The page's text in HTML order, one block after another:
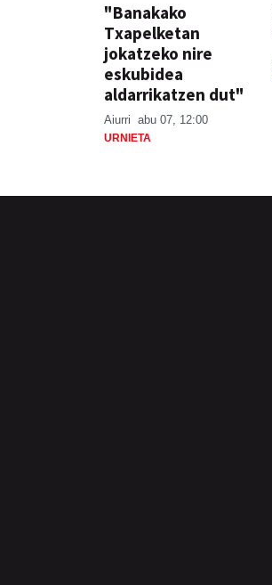
"Banakako
Txapelketan
jokatzeko nire
eskubidea
aldarrikatzen dut"
Aiurri abu 07, 12:00
URNIETA